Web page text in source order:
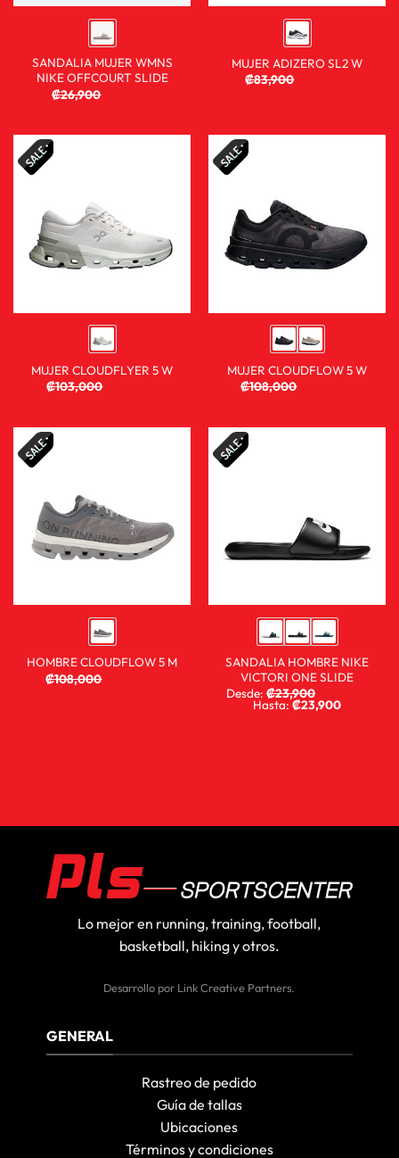
SANDALIA MUJER WMNS
NIKE OFFCOURT SLIDE
₡26,900
MUJER ADIZERO SL2 W
₡83,900
MUJER CLOUDFLYER 5 W
₡103,000
MUJER CLOUDFLOW 5 W
₡108,000
HOMBRE CLOUDFLOW 5 M
₡108,000
SANDALIA HOMBRE NIKE
VICTORI ONE SLIDE
Desde: ₡23,900
Hasta:₡23,900
Lo mejor en running, training, football,
basketball, hiking y otros.
Desarrollo por Link Creative Partners.
GENERAL
Rastreo de pedido
Guía de tallas
Ubicaciones
Términos y condiciones